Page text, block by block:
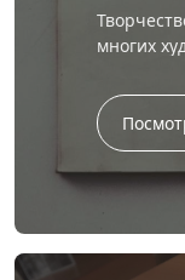
многих
«Что з...